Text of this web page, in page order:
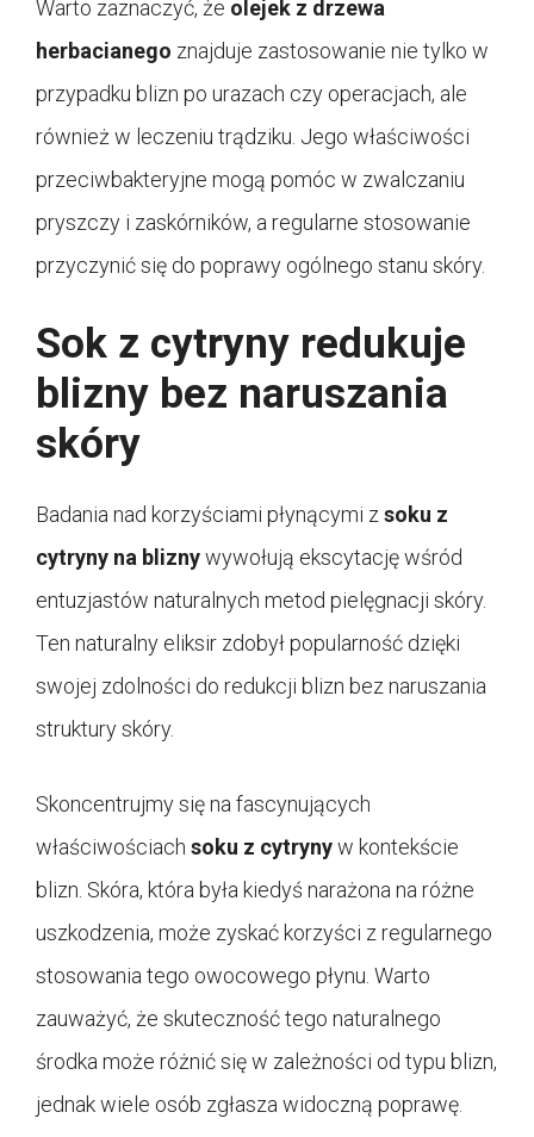
Warto zaznaczyć, że olejek z drzewa
herbacianego znajduje zastosowanie nie tylko w
przypadku blizn po urazach czy operacjach, ale
również w leczeniu trądziku. Jego właściwości
przeciwbakteryjne mogą pomóc w zwalczaniu
pryszczy i zaskórników, a regularne stosowanie
przyczynić się do poprawy ogólnego stanu skóry.
Sok z cytryny redukuje
blizny bez naruszania
skóry
Badania nad korzyściami płynącymi z soku z
cytryny na bliznywywołują ekscytację wśród
entuzjastów naturalnych metod pielęgnacji skóry.
Ten naturalny eliksir zdobył popularność dzięki
swojej zdolności do redukcji blizn bez naruszania
struktury skóry.
Skoncentrujmy się na fascynujących
właściwościach soku z cytrynyw kontekście
blizn. Skóra, która była kiedyś narażona na różne
uszkodzenia, może zyskać korzyści z regularnego
stosowania tego owocowego płynu. Warto
zauważyć, że skuteczność tego naturalnego
środka może różnić się w zależności od typu blizn,
jednak wiele osób zgłasza widoczną poprawę.